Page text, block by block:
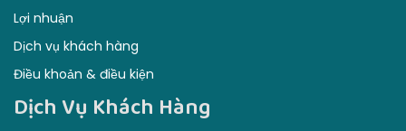
Lợi nhuận
Dịch vụ khách hàng
Điều khoản & điều kiện
Dịch Vụ Khách Hàng